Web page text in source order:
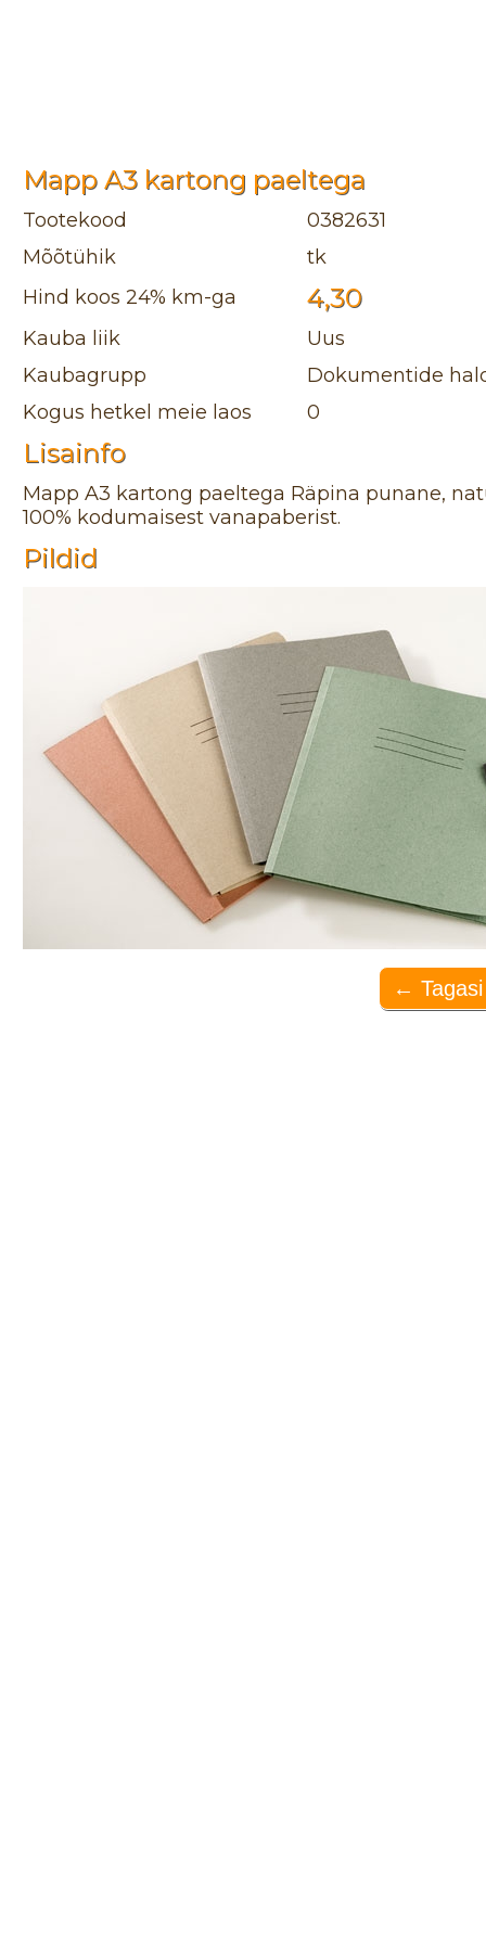
Mapp A3 kartong paeltega
Tootekood
0382631
Mõõtühik
tk
Hind koos 24% km-ga
4,30
Kauba liik
Uus
Kaubagrupp
Dokumentide
Kogus hetkel meie laos
0
Lisainfo
Mapp A3 kartong paeltega Räpina punane,
100% kodumaisest vanapaberist.
Pildid